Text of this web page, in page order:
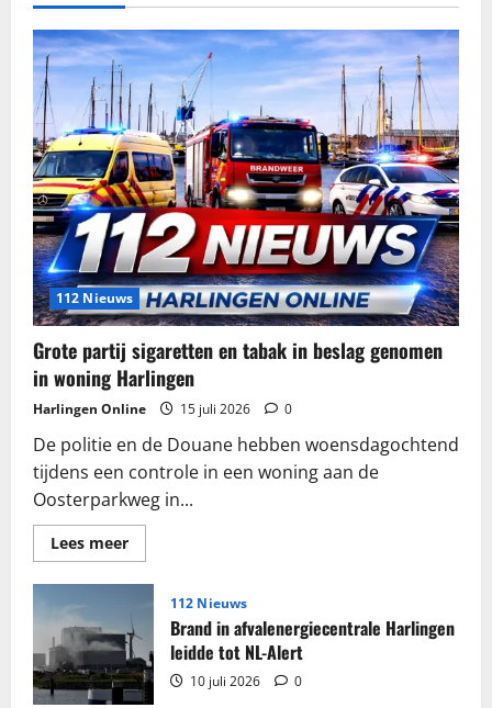
112 Nieuws
Grote partij sigaretten en tabak in beslag genomen
in woning Harlingen
Harlingen Online 15 juli 2026 0
De politie en de Douane hebben woensdagochtend
tijdens een controle in een woning aan de
Oosterparkweg in...
Lees meerLees
meer
Grote
sigaretten
en
tabak
in
beslag
genomen
112 Nieuws
Brand in afvalenergiecentrale Harlingen
leidde tot NL-Alert
10 juli 2026 0